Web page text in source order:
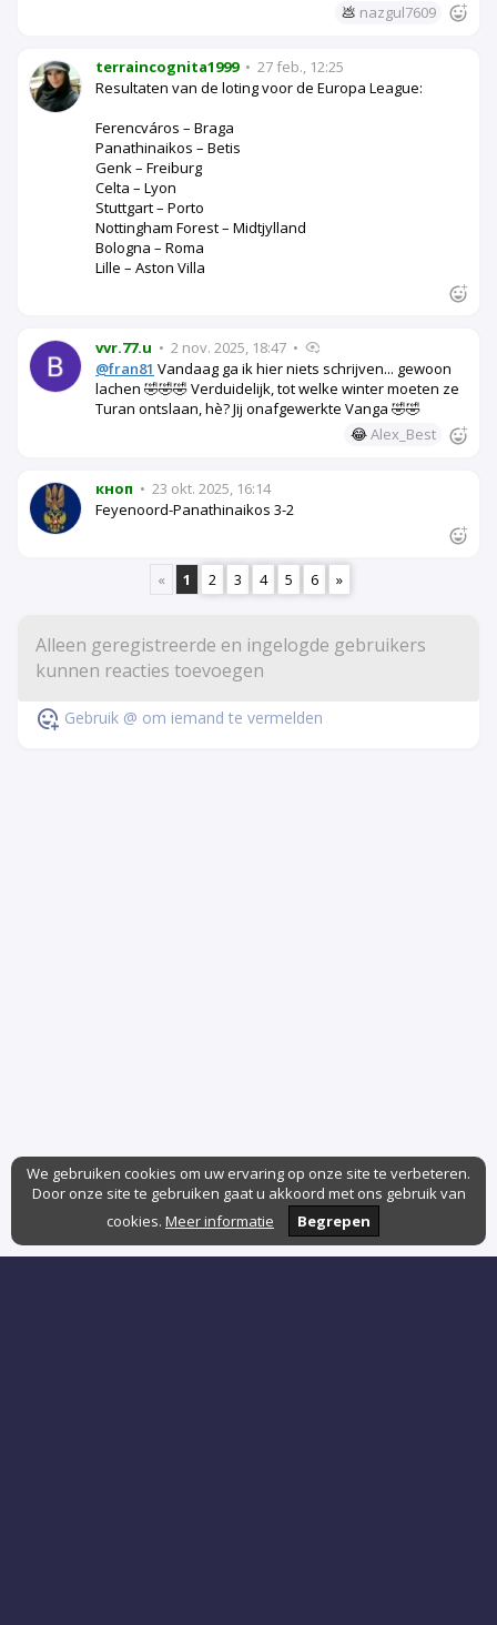
💩 nazgul7609
terraincognita1999 • 27 feb., 12:25
Resultaten van de loting voor de Europa League:
Ferencváros – Braga
Panathinaikos – Betis
Genk – Freiburg
Celta – Lyon
Stuttgart – Porto
Nottingham Forest – Midtjylland
Bologna – Roma
Lille – Aston Villa
vvr.77.u • 2 nov. 2025, 18:47 •
@fran81 Vandaag ga ik hier niets schrijven... gewoon
lachen 🤣🤣🤣 Verduidelijk, tot welke winter moeten ze
Turan ontslaan, hè? Jij onafgewerkte Vanga 🤣🤣
😂Alex_Best
кноп • 23 okt. 2025, 16:14
Feyenoord-Panathinaikos 3-2
« 1 2 3 4 5 6 »
Gebruik @ om iemand te vermelden
We gebruiken cookies om uw ervaring op onze site te verbeteren.
Door onze site te gebruiken gaat u akkoord met ons gebruik van
cookies. Meer informatie Begrepen